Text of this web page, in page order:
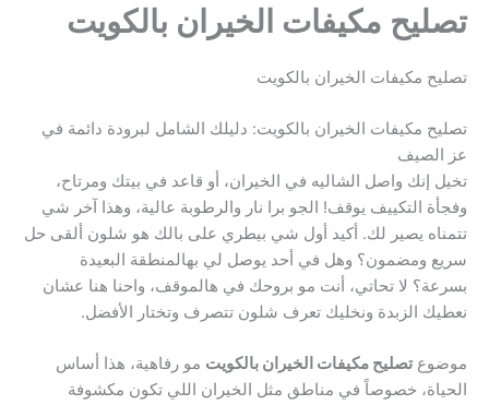
تصليح مكيفات الخيران بالكويت
تصليح مكيفات الخيران بالكويت
تصليح مكيفات الخيران بالكويت: دليلك الشامل لبرودة دائمة في
عز الصيف
تخيل إنك واصل الشاليه في الخيران، أو قاعد في بيتك ومرتاح،
وفجأة التكييف يوقف! الجو برا نار والرطوبة عالية، وهذا آخر شي
تتمناه يصير لك. أكيد أول شي بيطري على بالك هو شلون ألقى حل
سريع ومضمون؟ وهل في أحد يوصل لي بهالمنطقة البعيدة
بسرعة؟ لا تحاتي، أنت مو بروحك في هالموقف، واحنا هنا عشان
نعطيك الزبدة ونخليك تعرف شلون تتصرف وتختار الأفضل.
موضوعتصليح مكيفات الخيران بالكويت مو رفاهية، هذا أساس
الحياة، خصوصاً في مناطق مثل الخيران اللي تكون مكشوفة